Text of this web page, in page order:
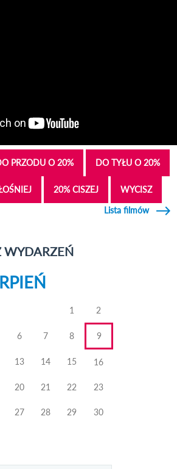
PRZODU O 20% DO TYŁU O 20%
20% CISZEJ
WYCISZ
Lista filmów
WYDARZEŃ
do
1 2
6 7 8 9
13 14 15 16
20 21 22 23
27 28 29 30